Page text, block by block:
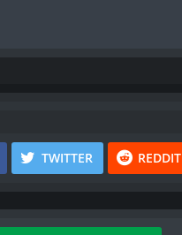
TWITTER REDDIT